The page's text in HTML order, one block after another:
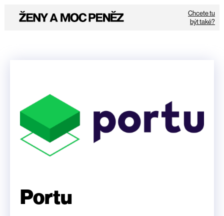
Chcete tu
být také?
Portu